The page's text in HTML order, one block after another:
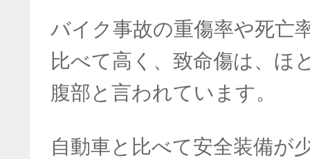
バイク事故の重傷率や死亡
比べて高く、致命傷は、ほ
腹部と言われています。
自動車と比べて安全装備が